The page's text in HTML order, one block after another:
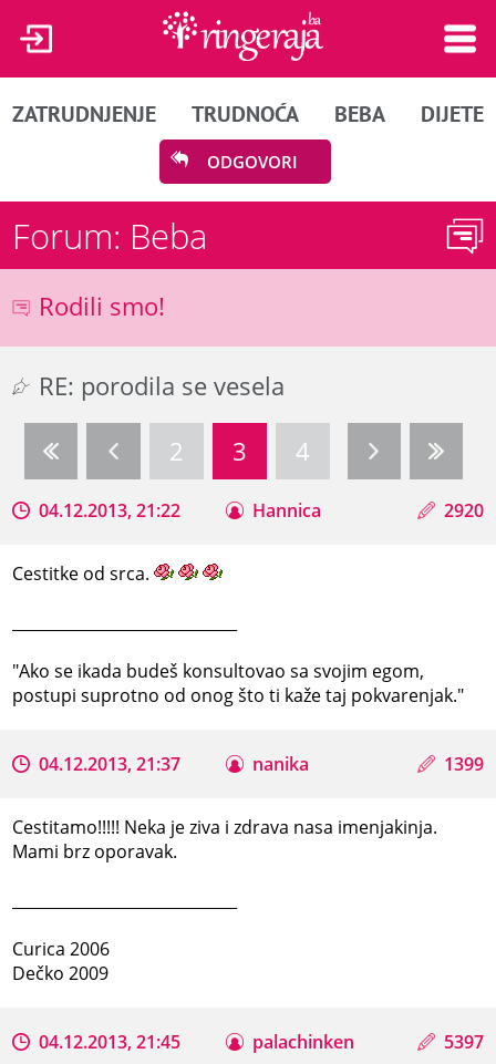
ZATRUDNJENJE TRUDNOĆA BEBA DIJETE
ODGOVORI
Forum: Beba
Rodili smo!
RE: porodila se vesela
2
3 4
04.12.2013, 21:22 Hannica 2920
Cestitke od srca.
"Ako se ikada budeš konsultovao sa svojim egom,
postupi suprotno od onog što ti kaže taj pokvarenjak."
04.12.2013, 21:37 nanika 1399
Cestitamo!!!!! Neka je ziva i zdrava nasa imenjakinja.
Mami brz oporavak.
Curica 2006
Dečko 2009
04.12.2013, 21:45 palachinken 5397